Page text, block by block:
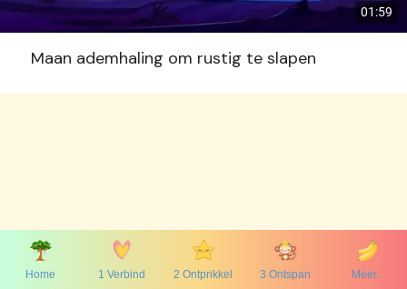
01:59
Maan ademhaling om rustig te slapen
Home 1 Verbind 2 Ontprikkel 3 Ontspan Meer..